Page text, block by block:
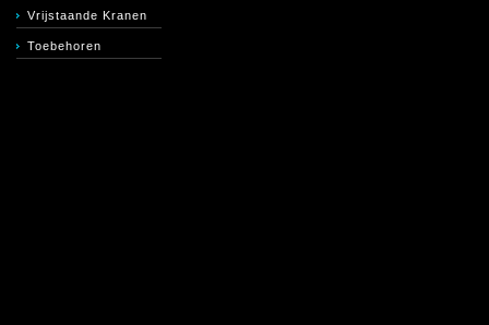
Vrijstaande Kranen
Toebehoren